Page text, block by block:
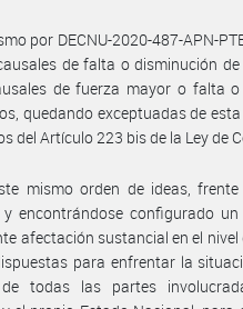
por DECNU-2020-487-APN-
de falta o disminución
de fuerza mayor o falta
quedando exceptuadas de
del Artículo 223 bis de la Ley de
mismo orden de ideas,
y encontrándose configurado
afectación sustancial en el
para enfrentar la
todas las partes